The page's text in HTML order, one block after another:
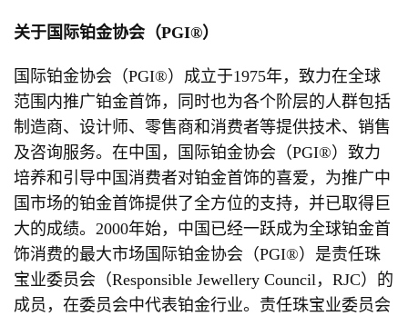
关于国际铂金协会（PGI®）
国际铂金协会（PGI®）成立于1975年，致力在全球
范围内推广铂金首饰，同时也为各个阶层的人群包括
制造商、设计师、零售商和消费者等提供技术、销售
及咨询服务。在中国，国际铂金协会（PGI®）致力
培养和引导中国消费者对铂金首饰的喜爱，为推广中
国市场的铂金首饰提供了全方位的支持，并已取得巨
大的成绩。2000年始，中国已经一跃成为全球铂金首
饰消费的最大市场国际铂金协会（PGI®）是责任珠
宝业委员会（Responsible Jewellery Council，RJC）的
成员，在委员会中代表铂金行业。责任珠宝业委员会